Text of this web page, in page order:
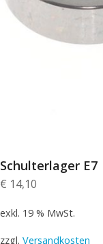
Schulterlager E7
€ 14,10
exkl. 19 % MwSt.
zzgl. Versandkosten